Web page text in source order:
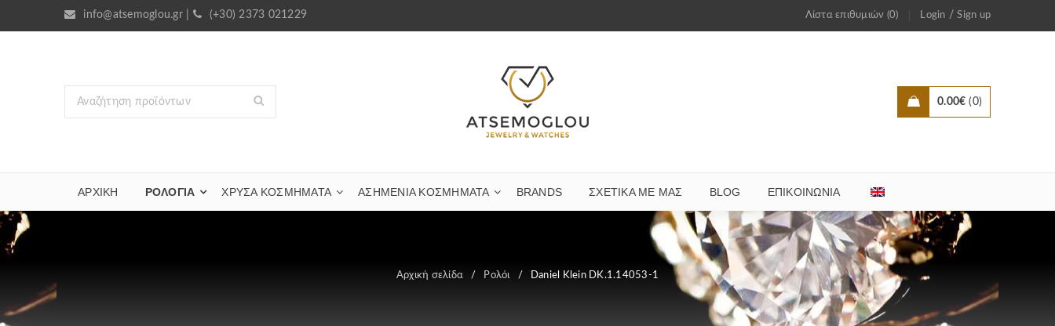
info@atsemoglou.gr| (+30) 2373 021229 Λίστα επιθυμιών (0) Login /Sign up
0.00€ 0
ΑΡΧΙΚΗ ΡΟΛΟΓΙΑ ΧΡΥΣΆ ΚΟΣΜΉΜΑΤΑ ΑΣΗΜΈΝΙΑ ΚΟΣΜΉΜΑΤΑ BRANDS ΣΧΕΤΙΚΆ ΜΕ ΜΑΣ BLOG ΕΠΙΚΟΙΝΩΝΊΑ
Αρχική σελίδα / Ρολόι / Daniel Klein DK.1.14053-1